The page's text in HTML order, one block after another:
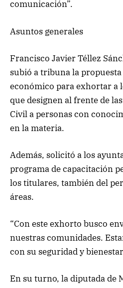
comunicación”.
Asuntos generales
Francisco Javier Téllez
subió a tribuna la
económico para exhortar a
que designen al frente de
Civil a personas con
en la materia.
Además, solicitó a los
programa de capacitación
los titulares, también del
áreas.
“Con este exhorto busco
nuestras comunidades.
con su seguridad y
En su turno, la diputada de